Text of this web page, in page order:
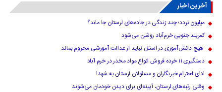
آخرین اخبار
میلیون تردد؛ چند زندگی در جاده‌های لرستان جا ماند؟
کمربند جنوبی خرم‌‌آباد روشن می‌شود
هیچ دانش‌آموزی در استان نباید از عدالت آموزشی محروم بماند
دستگیری ۱۱ خرده فروش انواع مواد مخدر در خرم آباد
ادای احترام خبرنگاران و مسئولان لرستان به شهدا
وقتی رتبه‌های لرستان، آیینه‌ای برای دیدن خودمان می‌شوند